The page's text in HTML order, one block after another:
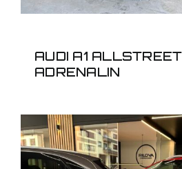
AUDI A1
ADRENALIN